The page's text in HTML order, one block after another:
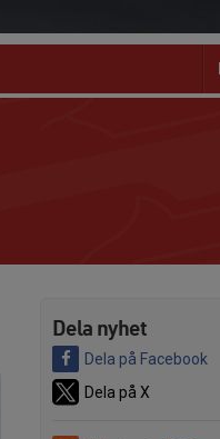
Dela nyhet
Dela på Facebook
Dela på X